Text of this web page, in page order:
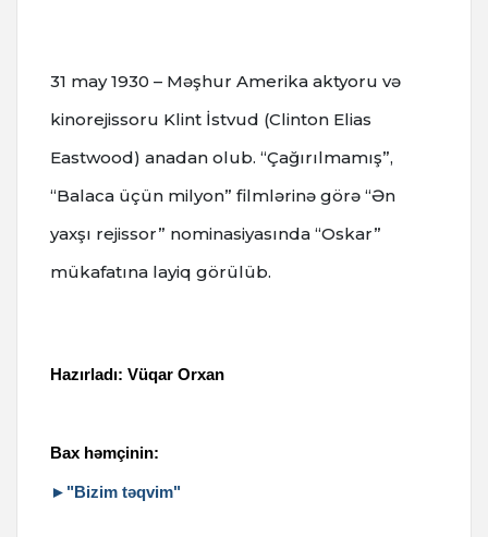
31 may 1930 – Məşhur Amerika aktyoru və
kinorejissoru Klint İstvud (Clinton Elias
Eastwood) anadan olub. “Çağırılmamış”,
“Balaca üçün milyon” filmlərinə görə “Ən
yaxşı rejissor” nominasiyasında “Oskar”
mükafatına layiq görülüb.
Hazırladı: Vüqar Orxan
Bax həmçinin:
►"Bizim təqvim"